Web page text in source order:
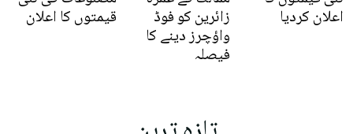
اعلان کردیا زائرین کو فوڈ
واؤچرز دینے کا
فیصلہ
قیمتوں کا اعلان